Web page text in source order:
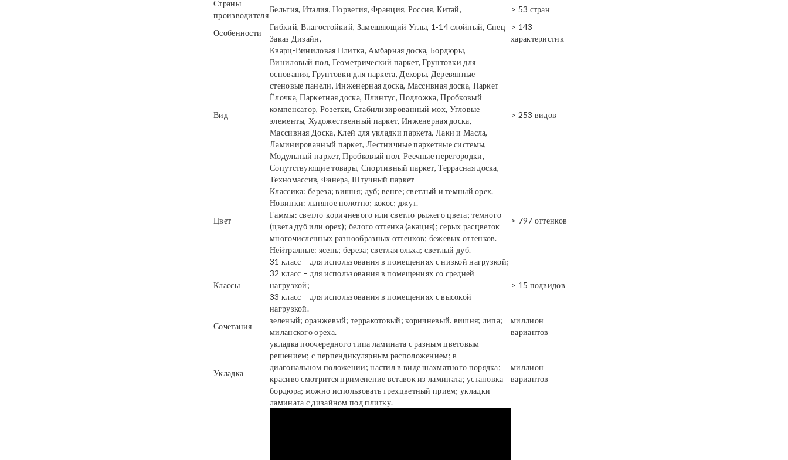
Страны
производителя
Бельгия, Италия, Норвегия, Франция, Россия, Китай, > 53 стран
Особенности
Гибкий, Влагостойкий, Замешяющий Углы, 1-14 слойный, Спец
Заказ Дизайн,
> 143
характеристик
Вид
Кварц-Виниловая Плитка, Амбарная доска, Бордюры,
Виниловый пол, Геометрический паркет, Грунтовки для
основания, Грунтовки для паркета, Декоры, Деревянные
стеновые панели, Инженерная доска, Массивная доска, Паркет
Ёлочка, Паркетная доска, Плинтус, Подложка, Пробковый
компенсатор, Розетки, Стабилизированный мох, Угловые
элементы, Художественный паркет, Инженерная доска,
Массивная Доска, Клей для укладки паркета, Лаки и Масла,
Ламинированный паркет, Лестничные паркетные системы,
Модульный паркет, Пробковый пол, Реечные перегородки,
Сопутствующие товары, Спортивный паркет, Террасная доска,
Техномассив, Фанера, Штучный паркет
> 253 видов
Цвет
Классика: береза; вишня; дуб; венге; светлый и темный орех.
Новинки: льняное полотно; кокос; джут.
Гаммы: светло-коричневого или светло-рыжего цвета; темного
(цвета дуб или орех); белого оттенка (акация); серых расцветок
многочисленных разнообразных оттенков; бежевых оттенков.
Нейтралные: ясень; береза; светлая ольха; светлый дуб.
> 797 оттенков
Классы
31 класс – для использования в помещениях с низкой нагрузкой;
32 класс – для использования в помещениях со средней
нагрузкой;
33 класс – для использования в помещениях с высокой
нагрузкой.
> 15 подвидов
Сочетания
зеленый; оранжевый; терракотовый; коричневый. вишня; липа;
миланского ореха.
миллион
вариантов
Укладка
укладка поочередного типа ламината с разным цветовым
решением; с перпендикулярным расположением; в
диагональном положении; настил в виде шахматного порядка;
красиво смотрится применение вставок из ламината; установка
бордюра; можно использовать трехцветный прием; укладки
ламината с дизайном под плитку.
миллион
вариантов